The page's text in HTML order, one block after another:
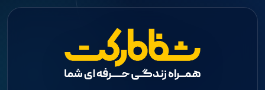
جستجو
Impression Coping